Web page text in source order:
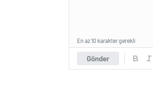
Gönder
En az 10 karakter gerekli